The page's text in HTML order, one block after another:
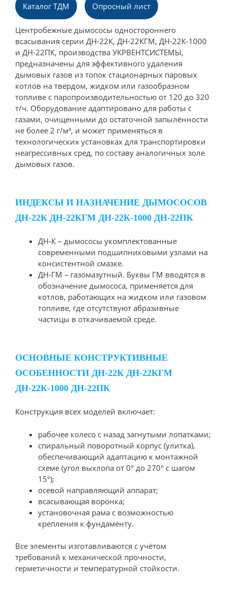
Каталог ТДМ Опpосный лист
Центробежные дымососы одностороннего
всасывания серии ДН-22К, ДН-22КГМ, ДН-22К-1000
и ДН-22ПК, производства УКРВЕНТСИСТЕМЫ,
предназначены для эффективного удаления
дымовых газов из топок стационарных паровых
котлов на твердом, жидком или газообразном
топливе с паропроизводительностью от 120 до 320
т/ч. Оборудование адаптировано для работы с
газами, очищенными до остаточной запылённости
не более 2 г/м³, и может применяться в
технологических установках для транспортировки
неагрессивных сред, по составу аналогичных золе
дымовых газов.
ИНДЕКСЫ И НАЗНАЧЕНИЕ ДЫМОСОСОВ
ДН-22К ДН-22КГМ ДН-22К-1000 ДН-22ПК
ДН-К – дымососы укомплектованные
современными подшипниковыми узлами на
консистентной смазке.
ДН-ГМ – газомазутный. Буквы ГМ вводятся в
обозначение дымососа, применяется для
котлов, работающих на жидком или газовом
топливе, где отсутствуют абразивные
частицы в откачиваемой среде.
ОСНОВНЫЕ КОНСТРУКТИВНЫЕ
ОСОБЕННОСТИ ДН-22К ДН-22КГМ
ДН-22К-1000 ДН-22ПК
Конструкция всех моделей включает:
рабочее колесо с назад загнутыми лопатками;
спиральный поворотный корпус (улитка),
обеспечивающий адаптацию к монтажной
схеме (угол выхлопа от 0° до 270° с шагом
15°);
осевой направляющий аппарат;
всасывающая воронка;
установочная рама с возможностью
крепления к фундаменту.
Все элементы изготавливаются с учётом
требований к механической прочности,
герметичности и температурной стойкости.